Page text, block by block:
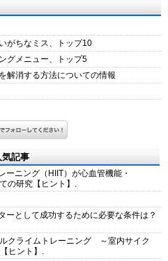
がちなミス、トップ10
グメニュー、トップ5
解消する方法についての情報
記事
ニング（HIIT）が心血管機能・
の研究【ヒント】.
ーとして成功するために必要な条件は？
クライムトレーニング ～室内サイク
ヒント】.